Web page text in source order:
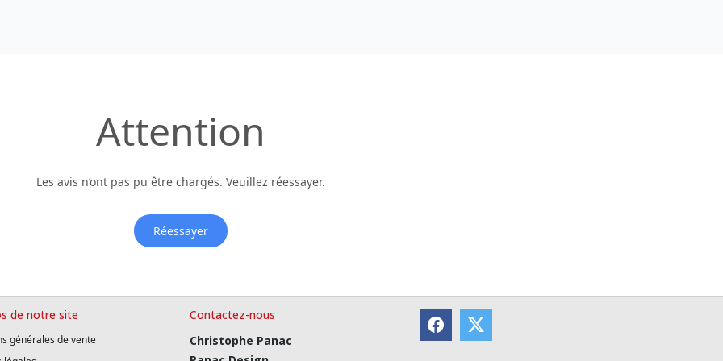
Attention
Les avis n’ont pas pu être chargés. Veuillez réessayer.
Réessayer
de notre site
générales de vente
Contactez-nous
Christophe Panac